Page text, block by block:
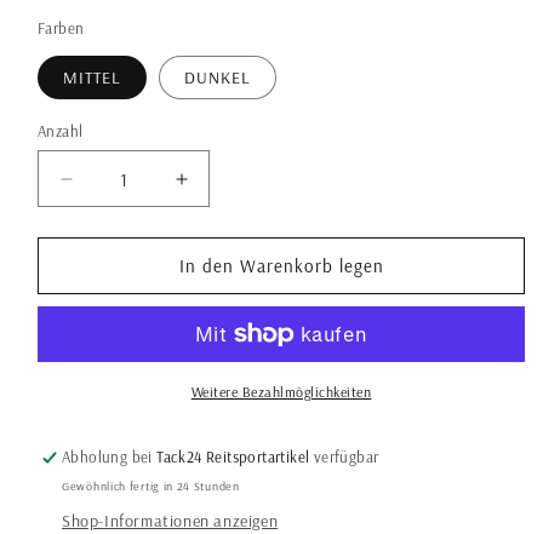
Farben
MITTEL DUNKEL
Anzahl
Anzahl
Verringere
die
Menge
Show
Kette/Leine
MITTEL
oder
DUNKEL
Erhöhe
die
Menge
für
Show
mit
Kette/Leine
-
MITTEL
oder
DUNKEL
In den Warenkorb legen
Weitere Bezahlmöglichkeiten
Abholung beiTack24 Reitsportartikel verfügbar
Gewöhnlich fertig in 24 Stunden
Shop-Informationen anzeigen